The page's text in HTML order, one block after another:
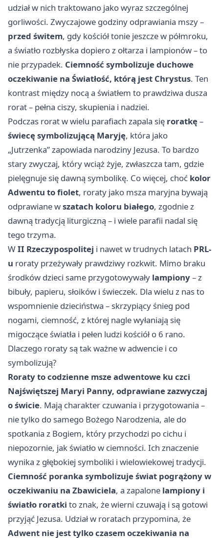
udział w nich traktowano jako wyraz szczególnej
gorliwości. Zwyczajowe godziny odprawiania mszy –
przed świtem, gdy kościół tonie jeszcze w półmroku,
a światło rozbłyska dopiero z ołtarza i lampionów – to
nie przypadek. Ciemność symbolizuje duchowe
oczekiwanie na Światłość, którą jest Chrystus. Ten
kontrast między nocą a światłem to prawdziwa dusza
rorat – pełna ciszy, skupienia i nadziei.
Podczas rorat w wielu parafiach zapala się roratkę–
świecę symbolizującą Maryję, która jako
„Jutrzenka” zapowiada narodziny Jezusa. To bardzo
stary zwyczaj, który wciąż żyje, zwłaszcza tam, gdzie
pielęgnuje się dawną symbolikę. Co więcej, choć kolor
Adwentu to fiolet, roraty jako msza maryjna bywają
odprawiane wszatach koloru białego, zgodnie z
dawną tradycją liturgiczną – i wiele parafii nadal się
tego trzyma.
WII Rzeczypospolitej i nawet w trudnych latach PRL-
u roraty przeżywały prawdziwy rozkwit. Mimo braku
środków dzieci same przygotowywały lampiony– z
bibuły, papieru, słoików i świeczek. Dla wielu z nas to
wspomnienie dzieciństwa – skrzypiący śnieg pod
nogami, ciemność, z której nagle wyłaniają się
migoczące światła i pełen ludzi kościół o 6 rano.
Dlaczego roraty są tak ważne w adwencie i co
symbolizują?
Roraty to codzienne msze adwentowe ku czci
Najświętszej Maryi Panny, odprawiane zazwyczaj
o świcie. Mają charakter czuwania i przygotowania –
nie tylko do samego Bożego Narodzenia, ale do
spotkania z Bogiem, który przychodzi po cichu i
niepozornie, jak światło w ciemności. Ich znaczenie
wynika z głębokiej symboliki i wielowiekowej tradycji.
Ciemność poranka symbolizuje świat pogrążony w
oczekiwaniu na Zbawiciela, a zapalone lampiony i
światło roratki to znak, że wierni czuwają i są gotowi
przyjąć Jezusa. Udział w roratach przypomina, że
Adwent nie jest tylko czasem oczekiwania na